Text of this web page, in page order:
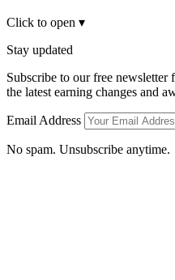
Click to open ▾
Stay updated
Subscribe to our free
the latest earning changes and
Email Address
No spam. Unsubscribe anytime.